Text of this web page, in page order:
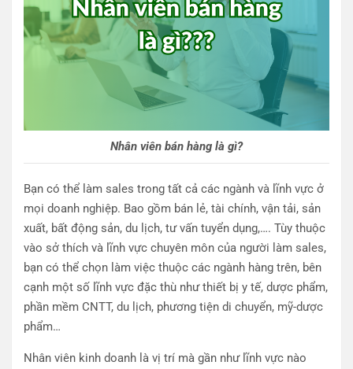
Nhân viên bán hàng là gì?
Bạn có thể làm sales trong tất cả các ngành và lĩnh vực ở
mọi doanh nghiệp. Bao gồm bán lẻ, tài chính, vận tải, sản
xuất, bất động sản, du lịch, tư vấn tuyển dụng,…. Tùy thuộc
vào sở thích và lĩnh vực chuyên môn của người làm sales,
bạn có thể chọn làm việc thuộc các ngành hàng trên, bên
cạnh một số lĩnh vực đặc thù như thiết bị y tế, dược phẩm,
phần mềm CNTT, du lịch, phương tiện di chuyển, mỹ-dược
phẩm…
Nhân viên kinh doanh là vị trí mà gần như lĩnh vực nào